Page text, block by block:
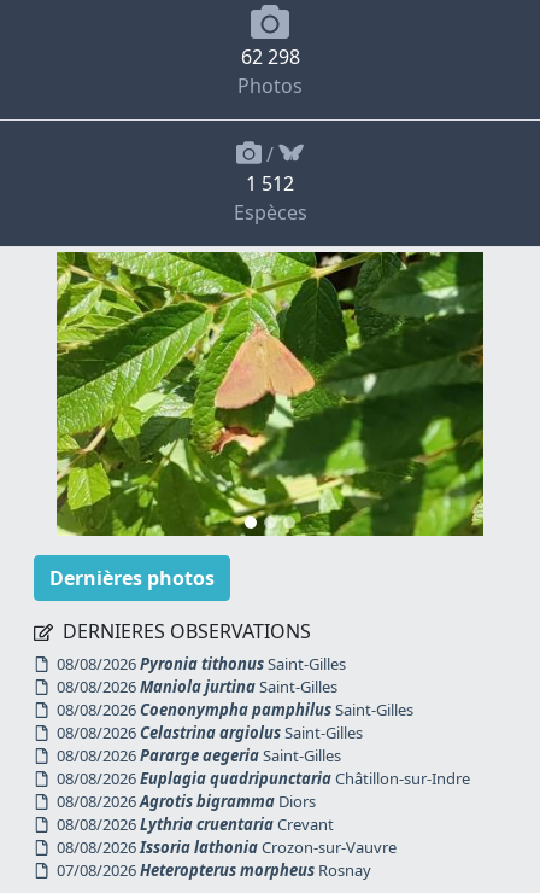
62 298
Photos
/
1 512
Espèces
Dernières photos
DERNIERES OBSERVATIONS
08/08/2026Pyronia tithonusSaint-Gilles
08/08/2026Maniola jurtinaSaint-Gilles
08/08/2026Coenonympha pamphilusSaint-Gilles
08/08/2026Celastrina argiolusSaint-Gilles
08/08/2026Pararge aegeriaSaint-Gilles
08/08/2026Euplagia quadripunctariaChâtillon-sur-Indre
08/08/2026Agrotis bigramma Diors
08/08/2026Lythria cruentariaCrevant
08/08/2026Issoria lathoniaCrozon-sur-Vauvre
07/08/2026Heteropterus morpheus Rosnay